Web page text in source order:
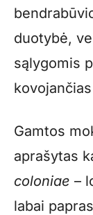
duotybė,
sąlygomis
Gamtos
aprašytas
coloniae –
labai